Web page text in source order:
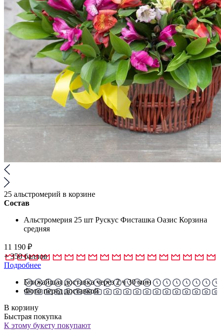
25 альстромерий в корзине
Состав
Альстромерия 25 шт Рускус Фисташка Оазис Корзина
средняя
11 190 ₽
+350баллов
Подробнее
Ближайшая доставка через 2 ч 30 мин
Фото перед доставкой
В корзину
Быстрая покупка
К этому букету покупают